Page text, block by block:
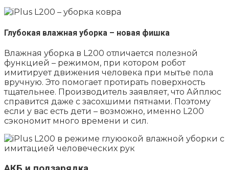
Глубокая влажная уборка – новая фишка
Влажная уборка в L200 отличается полезной
функцией – режимом, при котором робот
имитирует движения человека при мытье пола
вручную. Это помогает протирать поверхность
тщательнее. Производитель заявляет, что Айплюс
справится даже с засохшими пятнами. Поэтому
если у вас есть дети – возможно, именно L200
сэкономит много времени и сил.